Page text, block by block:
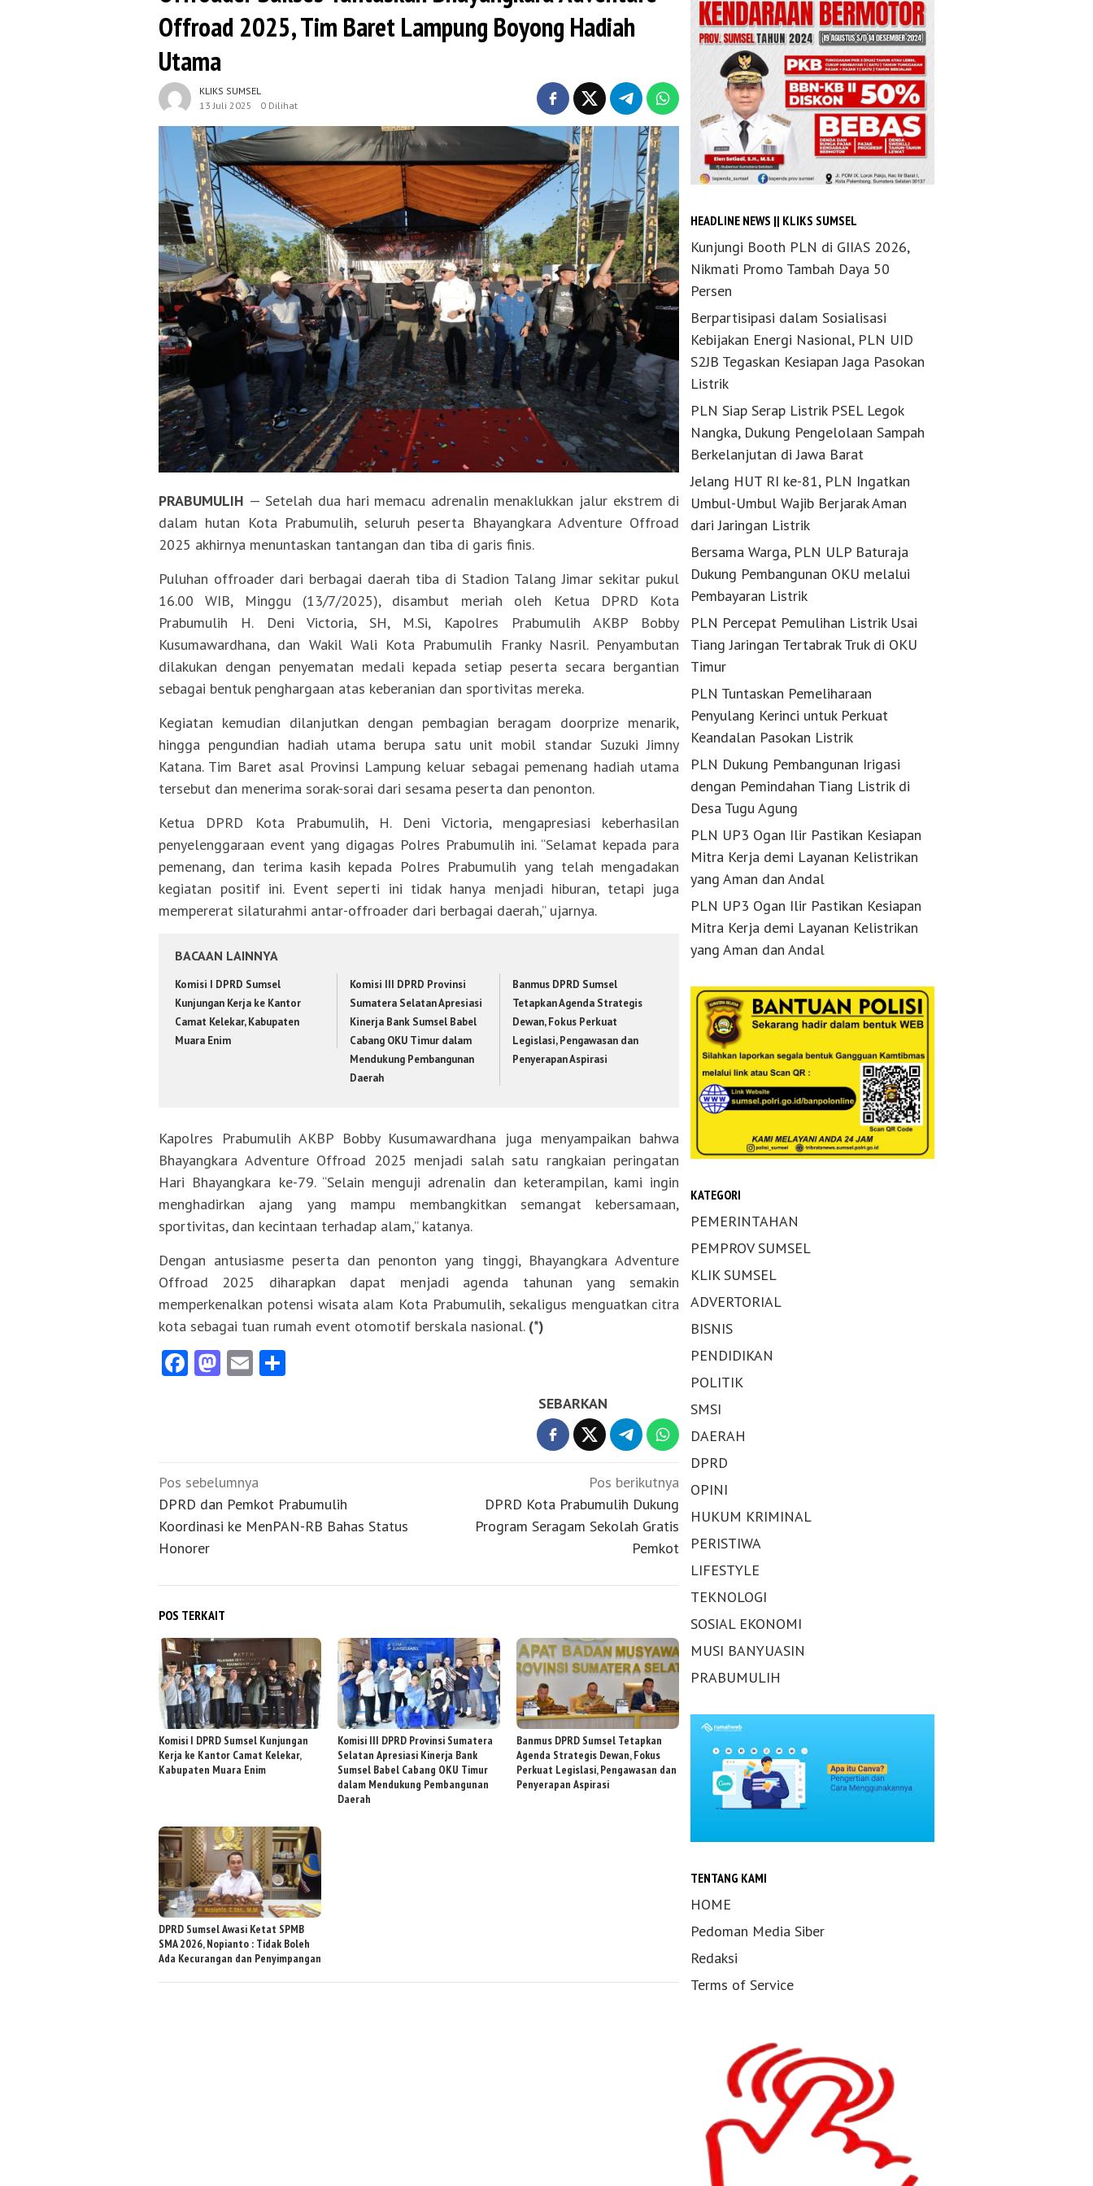
Offroad 2025, Tim Baret Lampung Boyong Hadiah
Utama
KLIKS SUMSEL
13 Juli 2025
0 Dilihat
PRABUMULIH — Setelah dua hari memacu adrenalin menaklukkan jalur ekstrem di
dalam hutan Kota Prabumulih, seluruh peserta Bhayangkara Adventure Offroad
2025 akhirnya menuntaskan tantangan dan tiba di garis finis.
Puluhan offroader dari berbagai daerah tiba di Stadion Talang Jimar sekitar pukul
16.00 WIB, Minggu (13/7/2025), disambut meriah oleh Ketua DPRD Kota
Prabumulih H. Deni Victoria, SH, M.Si, Kapolres Prabumulih AKBP Bobby
Kusumawardhana, dan Wakil Wali Kota Prabumulih Franky Nasril. Penyambutan
dilakukan dengan penyematan medali kepada setiap peserta secara bergantian
sebagai bentuk penghargaan atas keberanian dan sportivitas mereka.
Kegiatan kemudian dilanjutkan dengan pembagian beragam doorprize menarik,
hingga pengundian hadiah utama berupa satu unit mobil standar Suzuki Jimny
Katana. Tim Baret asal Provinsi Lampung keluar sebagai pemenang hadiah utama
tersebut dan menerima sorak-sorai dari sesama peserta dan penonton.
Ketua DPRD Kota Prabumulih, H. Deni Victoria, mengapresiasi keberhasilan
penyelenggaraan event yang digagas Polres Prabumulih ini. “Selamat kepada para
pemenang, dan terima kasih kepada Polres Prabumulih yang telah mengadakan
kegiatan positif ini. Event seperti ini tidak hanya menjadi hiburan, tetapi juga
mempererat silaturahmi antar-offroader dari berbagai daerah,” ujarnya.
BACAAN LAINNYA
Komisi I DPRD Sumsel
Kunjungan Kerja ke Kantor
Camat Kelekar, Kabupaten
Muara Enim
Komisi III DPRD Provinsi
Sumatera Selatan Apresiasi
Kinerja Bank Sumsel Babel
Cabang OKU Timur dalam
Mendukung Pembangunan
Daerah
Banmus DPRD Sumsel
Tetapkan Agenda Strategis
Dewan, Fokus Perkuat
Legislasi, Pengawasan dan
Penyerapan Aspirasi
Kapolres Prabumulih AKBP Bobby Kusumawardhana juga menyampaikan bahwa
Bhayangkara Adventure Offroad 2025 menjadi salah satu rangkaian peringatan
Hari Bhayangkara ke-79. “Selain menguji adrenalin dan keterampilan, kami ingin
menghadirkan ajang yang mampu membangkitkan semangat kebersamaan,
sportivitas, dan kecintaan terhadap alam,” katanya.
Dengan antusiasme peserta dan penonton yang tinggi, Bhayangkara Adventure
Offroad 2025 diharapkan dapat menjadi agenda tahunan yang semakin
memperkenalkan potensi wisata alam Kota Prabumulih, sekaligus menguatkan citra
kota sebagai tuan rumah event otomotif berskala nasional. (*)
Facebook
Mastodon
Email
SEBARKAN
Navigasi
pos
Pos sebelumnya
DPRD dan Pemkot Prabumulih
Koordinasi ke MenPAN-RB Bahas Status
Honorer
Pos berikutnya
DPRD Kota Prabumulih Dukung
Program Seragam Sekolah Gratis
Pemkot
POS TERKAIT
Komisi I DPRD Sumsel Kunjungan
Kerja ke Kantor Camat Kelekar,
Kabupaten Muara Enim
Komisi III DPRD Provinsi Sumatera
Selatan Apresiasi Kinerja Bank
Sumsel Babel Cabang OKU Timur
dalam Mendukung Pembangunan
Daerah
Banmus DPRD Sumsel Tetapkan
Agenda Strategis Dewan, Fokus
Perkuat Legislasi, Pengawasan dan
Penyerapan Aspirasi
DPRD Sumsel Awasi Ketat SPMB
SMA 2026, Nopianto : Tidak Boleh
Ada Kecurangan dan Penyimpangan
HEADLINE NEWS || KLIKS SUMSEL
Kunjungi Booth PLN di GIIAS 2026,
Nikmati Promo Tambah Daya 50
Persen
Berpartisipasi dalam Sosialisasi
Kebijakan Energi Nasional, PLN UID
S2JB Tegaskan Kesiapan Jaga Pasokan
Listrik
PLN Siap Serap Listrik PSEL Legok
Nangka, Dukung Pengelolaan Sampah
Berkelanjutan di Jawa Barat
Jelang HUT RI ke-81, PLN Ingatkan
Umbul-Umbul Wajib Berjarak Aman
dari Jaringan Listrik
Bersama Warga, PLN ULP Baturaja
Dukung Pembangunan OKU melalui
Pembayaran Listrik
PLN Percepat Pemulihan Listrik Usai
Tiang Jaringan Tertabrak Truk di OKU
Timur
PLN Tuntaskan Pemeliharaan
Penyulang Kerinci untuk Perkuat
Keandalan Pasokan Listrik
PLN Dukung Pembangunan Irigasi
dengan Pemindahan Tiang Listrik di
Desa Tugu Agung
PLN UP3 Ogan Ilir Pastikan Kesiapan
Mitra Kerja demi Layanan Kelistrikan
yang Aman dan Andal
PLN UP3 Ogan Ilir Pastikan Kesiapan
Mitra Kerja demi Layanan Kelistrikan
yang Aman dan Andal
KATEGORI
PEMERINTAHAN
PEMPROV SUMSEL
KLIK SUMSEL
ADVERTORIAL
BISNIS
PENDIDIKAN
POLITIK
SMSI
DAERAH
DPRD
OPINI
HUKUM KRIMINAL
PERISTIWA
LIFESTYLE
TEKNOLOGI
SOSIAL EKONOMI
MUSI BANYUASIN
PRABUMULIH
TENTANG KAMI
HOME
Pedoman Media Siber
Redaksi
Terms of Service